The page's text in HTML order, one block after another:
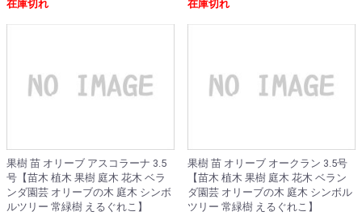
在庫切れ 在庫切れ
果樹 苗 オリーブ アスコラーナ 3.5
号【苗木 植木 果樹 庭木 花木 ベラ
ンダ園芸 オリーブの木 庭木 シンボ
ルツリー 常緑樹 えるぐれこ】
果樹 苗 オリーブ オークラン 3.5号
【苗木 植木 果樹 庭木 花木 ベラン
ダ園芸 オリーブの木 庭木 シンボル
ツリー 常緑樹 えるぐれこ】